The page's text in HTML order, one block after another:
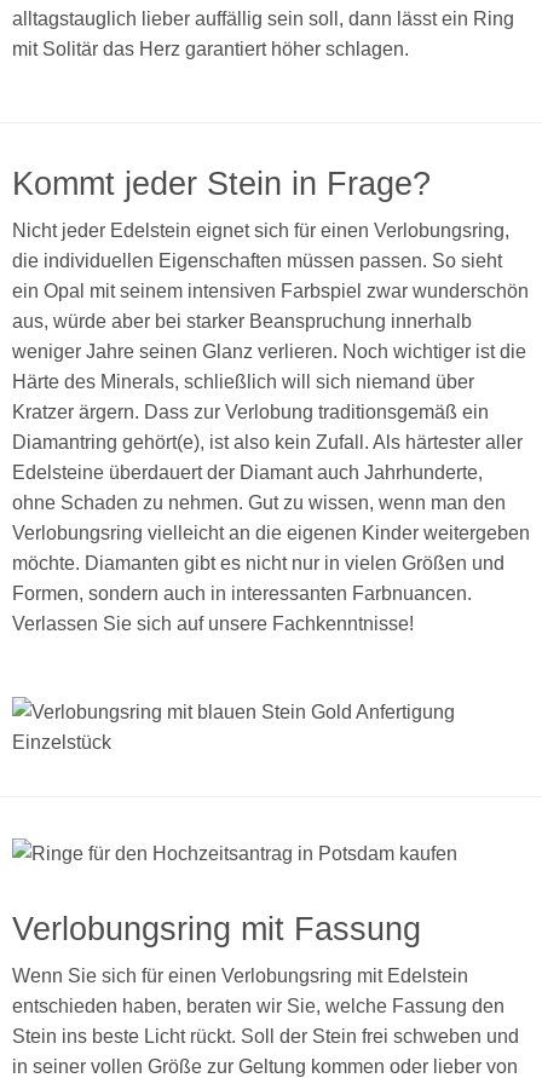
alltagstauglich lieber auffällig sein soll, dann lässt ein Ring
mit Solitär das Herz garantiert höher schlagen.
Kommt jeder Stein in Frage?
Nicht jeder Edelstein eignet sich für einen Verlobungsring,
die individuellen Eigenschaften müssen passen. So sieht
ein Opal mit seinem intensiven Farbspiel zwar wunderschön
aus, würde aber bei starker Beanspruchung innerhalb
weniger Jahre seinen Glanz verlieren. Noch wichtiger ist die
Härte des Minerals, schließlich will sich niemand über
Kratzer ärgern. Dass zur Verlobung traditionsgemäß ein
Diamantring gehört(e), ist also kein Zufall. Als härtester aller
Edelsteine überdauert der Diamant auch Jahrhunderte,
ohne Schaden zu nehmen. Gut zu wissen, wenn man den
Verlobungsring vielleicht an die eigenen Kinder weitergeben
möchte. Diamanten gibt es nicht nur in vielen Größen und
Formen, sondern auch in interessanten Farbnuancen.
Verlassen Sie sich auf unsere Fachkenntnisse!
Verlobungsring mit Fassung
Wenn Sie sich für einen Verlobungsring mit Edelstein
entschieden haben, beraten wir Sie, welche Fassung den
Stein ins beste Licht rückt. Soll der Stein frei schweben und
in seiner vollen Größe zur Geltung kommen oder lieber von